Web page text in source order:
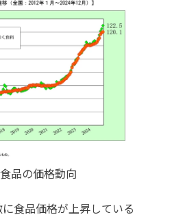
品の価格動向
食品価格が上昇している